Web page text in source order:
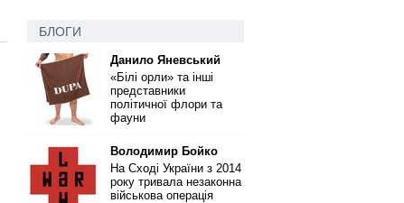
БЛОГИ
Данило Яневський
«Білі орли» та інші
представники
політичної флори та
фауни
Володимир Бойко
На Сході України з 2014
року тривала незаконна
військова операція